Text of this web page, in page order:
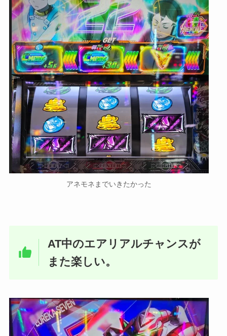
アネモネまでいきたかった
AT中のエアリアルチャンスが
また楽しい。